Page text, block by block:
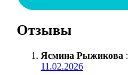
Отзывы
Ясмина Рыжикова :
11.02.2026